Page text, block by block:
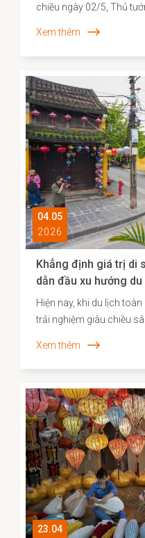
chiều ngày 02/5, Thủ
Sanae đã bày tỏ mong
hóa thế giới Hội An, để
mà cộng đồng người
tích Chùa Cầu vừa được
tác của Nhật Bản - là
lịch sử giao thương
những vùng biển tự do.
Xem thêm
04.05
2026
Khẳng định giá trị di
dẫn đầu xu hướng
Hiện nay, khi du lịch
trải nghiệm giàu chiều
châu Á. Việc Hội An
phản ánh sức hút đặc
còn cho thấy hiệu quả
với phát huy giá trị văn
vững.
Xem thêm
23.04